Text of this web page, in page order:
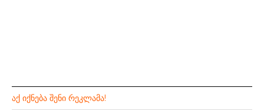
ᲐᲥ ᲘᲥᲜᲔᲑᲐ ᲨᲔᲜᲘ ᲠᲔᲙᲚᲐᲛᲐ!